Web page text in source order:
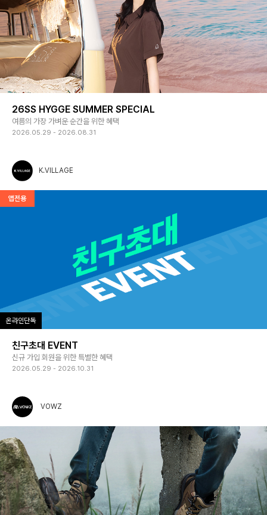
26SS HYGGE SUMMER SPECIAL
여름의 가장 가벼운 순간을 위한 혜택
2026.05.29 - 2026.08.31
K.VILLAGE
앱전용
온라인단독
친구초대 EVENT
신규 가입 회원을 위한 특별한 혜택
2026.05.29 - 2026.10.31
VOWZ